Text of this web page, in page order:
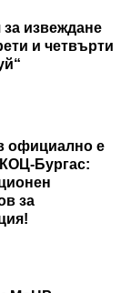
извеждане
и четвърти
официално е
Бургас:
за